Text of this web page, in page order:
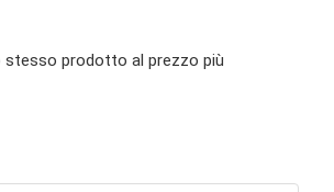
stesso prodotto al prezzo più